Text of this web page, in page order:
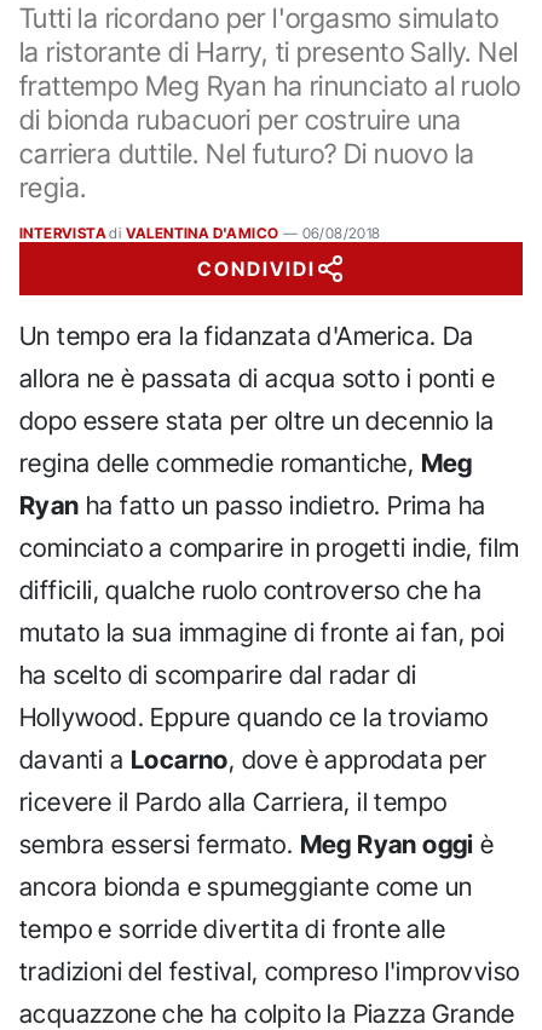
Tutti la ricordano per l'orgasmo simulato
la ristorante di Harry, ti presento Sally. Nel
frattempo Meg Ryan ha rinunciato al ruolo
di bionda rubacuori per costruire una
carriera duttile. Nel futuro? Di nuovo la
regia.
INTERVISTAdi VALENTINA D'AMICO — 06/08/2018
CONDIVIDI
Un tempo era la fidanzata d'America. Da
allora ne è passata di acqua sotto i ponti e
dopo essere stata per oltre un decennio la
regina delle commedie romantiche, Meg
Ryan ha fatto un passo indietro. Prima ha
cominciato a comparire in progetti indie, film
difficili, qualche ruolo controverso che ha
mutato la sua immagine di fronte ai fan, poi
ha scelto di scomparire dal radar di
Hollywood. Eppure quando ce la troviamo
davanti a Locarno, dove è approdata per
ricevere il Pardo alla Carriera, il tempo
sembra essersi fermato. Meg Ryan oggi è
ancora bionda e spumeggiante come un
tempo e sorride divertita di fronte alle
tradizioni del festival, compreso l'improvviso
acquazzone che ha colpito la Piazza Grande